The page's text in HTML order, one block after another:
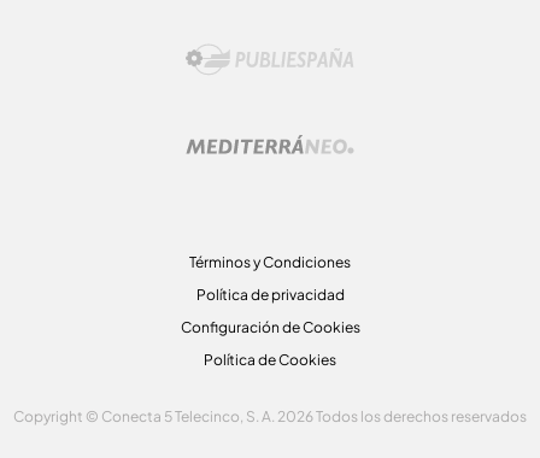
Términos y Condiciones
Política de privacidad
Configuración de Cookies
Política de Cookies
Copyright © Conecta 5 Telecinco, S. A. 2026 Todos los derechos reservados